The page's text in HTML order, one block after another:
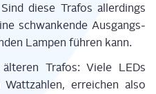
die­se Tra­fos aller­dings
schwan­ken­de Aus­gangs­
Lam­pen füh­ren kann.
Tra­fos: Vie­le LEDs
errei­chen also